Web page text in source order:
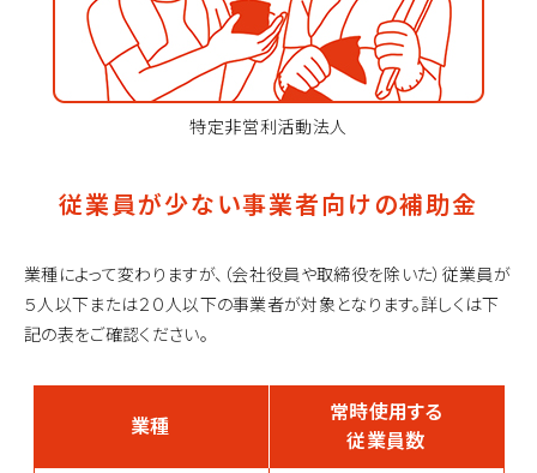
特定非営利活動法人
従業員が少ない事業者向けの補助金
業種によって変わりますが、（会社役員や取締役を除いた）従業員が
５人以下または２０人以下の事業者が対象となります。詳しくは下
記の表をご確認ください。
業種
常時使用する
従業員数